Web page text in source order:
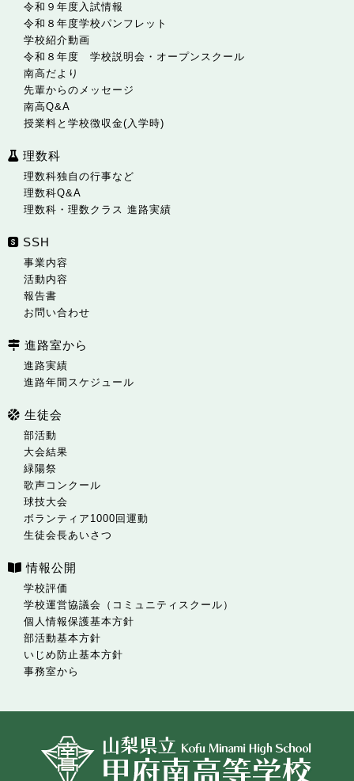
令和９年度入試情報
令和８年度学校パンフレット
学校紹介動画
令和８年度 学校説明会・オープンスクール
南高だより
先輩からのメッセージ
南高Q&A
授業料と学校徴収金(入学時)
理数科
理数科独自の行事など
理数科Q&A
理数科・理数クラス 進路実績
SSH
事業内容
活動内容
報告書
お問い合わせ
進路室から
進路実績
進路年間スケジュール
生徒会
部活動
大会結果
緑陽祭
歌声コンクール
球技大会
ボランティア1000回運動
生徒会長あいさつ
情報公開
学校評価
学校運営協議会（コミュニティスクール）
個人情報保護基本方針
部活動基本方針
いじめ防止基本方針
事務室から